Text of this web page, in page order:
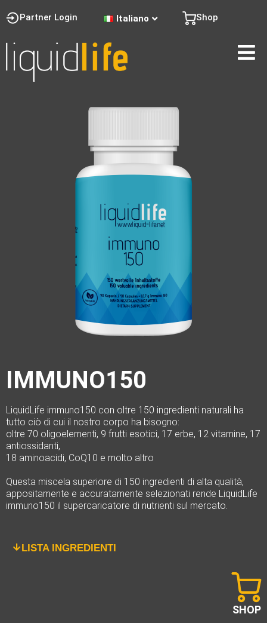
Partner Login Italiano Shop
IMMUNO150
LiquidLife immuno150 con oltre 150 ingredienti naturali ha
tutto ciò di cui il nostro corpo ha bisogno:
oltre 70 oligoelementi, 9 frutti esotici, 17 erbe, 12 vitamine, 17
antiossidanti,
18 aminoacidi, CoQ10 e molto altro
Questa miscela superiore di 150 ingredienti di alta qualità,
appositamente e accuratamente selezionati rende LiquidLife
immuno150 il supercaricatore di nutrienti sul mercato.
LISTA INGREDIENTI
SHOP